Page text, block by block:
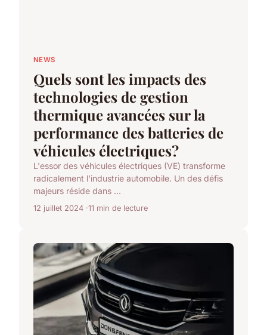
NEWS
Quels sont les impacts des
technologies de gestion
thermique avancées sur la
performance des batteries de
véhicules électriques?
L'essor des véhicules électriques (VE) transforme
radicalement l'industrie automobile. Un des défis
majeurs réside dans ...
12 juillet 2024 11 min de lecture